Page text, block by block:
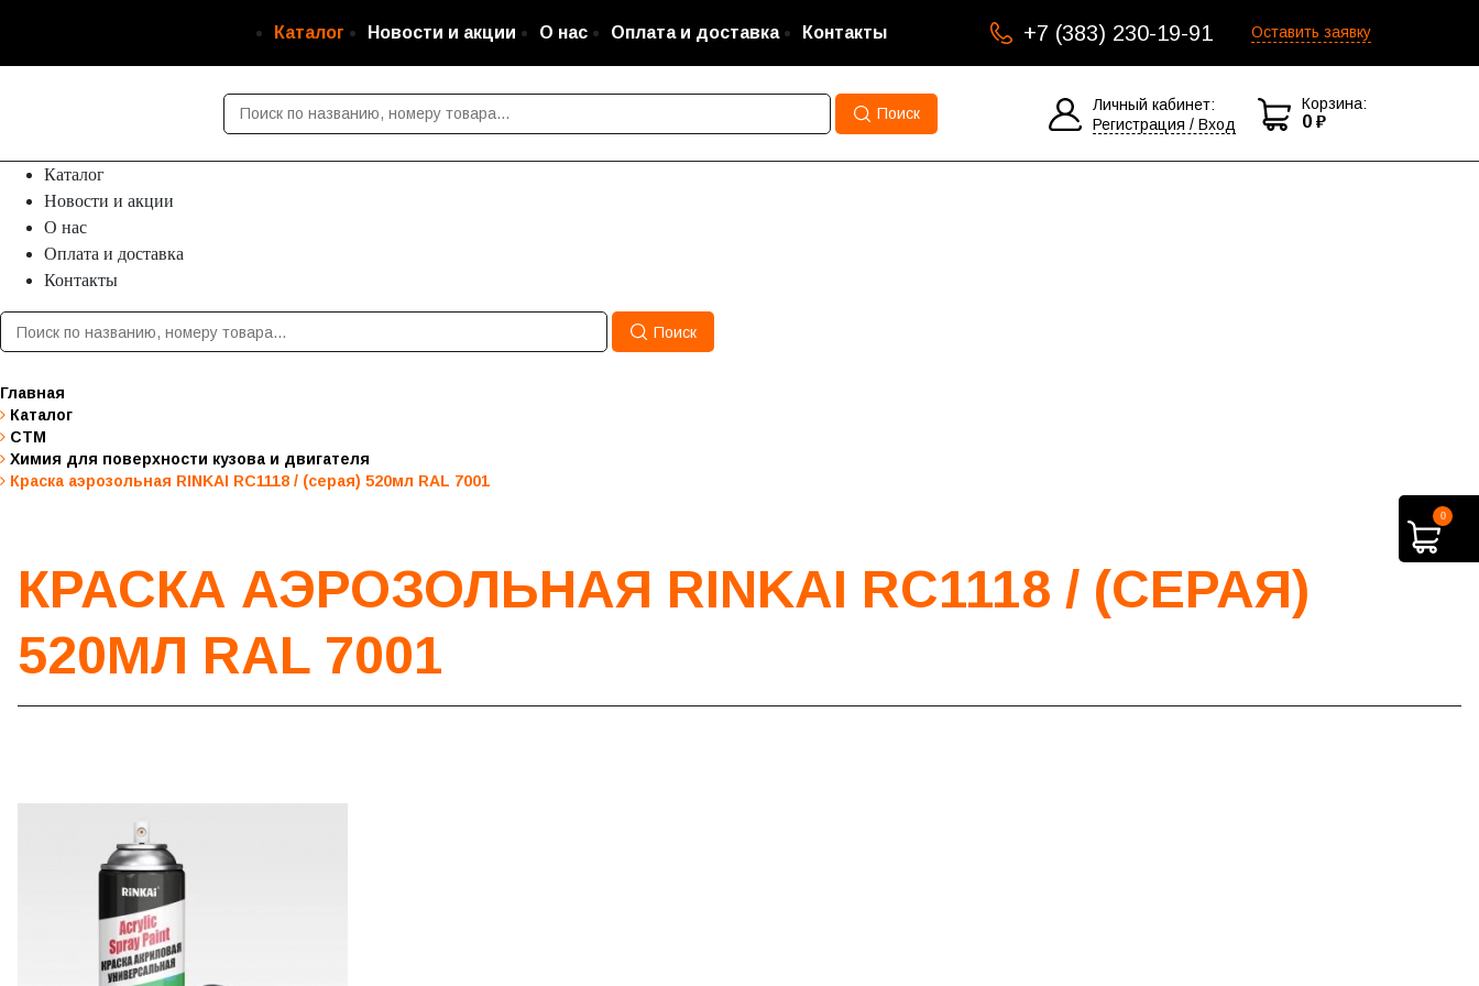
Каталог Новости и акции О нас Оплата и доставка Контакты +7 (383) 230-19-91 Оставить заявку
Поиск
Личный кабинет:
Регистрация / Вход
Корзина:
0 ₽
Каталог
Новости и акции
О нас
Оплата и доставка
Контакты
Поиск
Главная
Каталог
СТМ
Химия для поверхности кузова и двигателя
Краска аэрозольная RINKAI RC1118 / (серая) 520мл RAL 7001
КРАСКА АЭРОЗОЛЬНАЯ RINKAI RC1118 / (СЕРАЯ)
520МЛ RAL 7001
0